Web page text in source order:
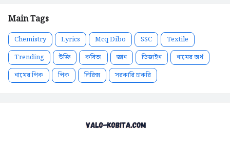
Main Tags
Chemistry Lyrics Mcq Dibo SSC
Textile
Trending
উক্তি কবিতা জ্ঞান ডিজাইন
নামের অর্থ
নামের পিক
পিক লিরিক্স সরকারি চাকরি